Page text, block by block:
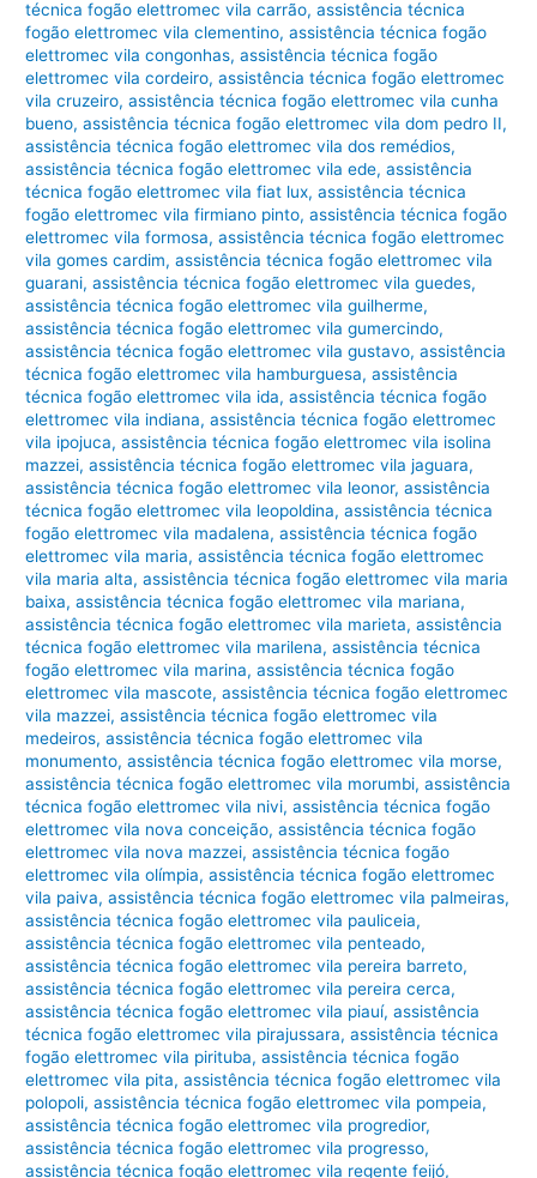
técnica fogão elettromec vila carrão,assistência técnica
fogão elettromec vila clementino,assistência técnica fogão
elettromec vila congonhas,assistência técnica fogão
elettromec vila cordeiro,assistência técnica fogão elettromec
vila cruzeiro,assistência técnica fogão elettromec vila cunha
bueno,assistência técnica fogão elettromec vila dom pedro II,
assistência técnica fogão elettromec vila dos remédios,
assistência técnica fogão elettromec vila ede,assistência
técnica fogão elettromec vila fiat lux,assistência técnica
fogão elettromec vila firmiano pinto,assistência técnica fogão
elettromec vila formosa,assistência técnica fogão elettromec
vila gomes cardim,assistência técnica fogão elettromec vila
guarani,assistência técnica fogão elettromec vila guedes,
assistência técnica fogão elettromec vila guilherme,
assistência técnica fogão elettromec vila gumercindo,
assistência técnica fogão elettromec vila gustavo,assistência
técnica fogão elettromec vila hamburguesa,assistência
técnica fogão elettromec vila ida,assistência técnica fogão
elettromec vila indiana,assistência técnica fogão elettromec
vila ipojuca,assistência técnica fogão elettromec vila isolina
mazzei,assistência técnica fogão elettromec vila jaguara,
assistência técnica fogão elettromec vila leonor,assistência
técnica fogão elettromec vila leopoldina,assistência técnica
fogão elettromec vila madalena,assistência técnica fogão
elettromec vila maria,assistência técnica fogão elettromec
vila maria alta,assistência técnica fogão elettromec vila maria
baixa,assistência técnica fogão elettromec vila mariana,
assistência técnica fogão elettromec vila marieta,assistência
técnica fogão elettromec vila marilena,assistência técnica
fogão elettromec vila marina,assistência técnica fogão
elettromec vila mascote,assistência técnica fogão elettromec
vila mazzei,assistência técnica fogão elettromec vila
medeiros,assistência técnica fogão elettromec vila
monumento,assistência técnica fogão elettromec vila morse,
assistência técnica fogão elettromec vila morumbi,assistência
técnica fogão elettromec vila nivi,assistência técnica fogão
elettromec vila nova conceição,assistência técnica fogão
elettromec vila nova mazzei,assistência técnica fogão
elettromec vila olímpia,assistência técnica fogão elettromec
vila paiva,assistência técnica fogão elettromec vila palmeiras,
assistência técnica fogão elettromec vila pauliceia,
assistência técnica fogão elettromec vila penteado,
assistência técnica fogão elettromec vila pereira barreto,
assistência técnica fogão elettromec vila pereira cerca,
assistência técnica fogão elettromec vila piauí,assistência
técnica fogão elettromec vila pirajussara,assistência técnica
fogão elettromec vila pirituba,assistência técnica fogão
elettromec vila pita,assistência técnica fogão elettromec vila
polopoli,assistência técnica fogão elettromec vila pompeia,
assistência técnica fogão elettromec vila progredior,
assistência técnica fogão elettromec vila progresso,
assistência técnica fogão elettromec vila regente feijó,